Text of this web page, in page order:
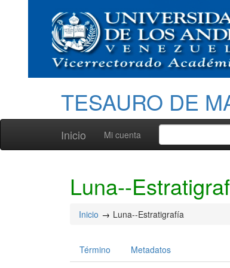
TESAURO DE
Inicio Mi cuenta
Luna--
Inicio Luna--Estratigrafía
Término Metadatos